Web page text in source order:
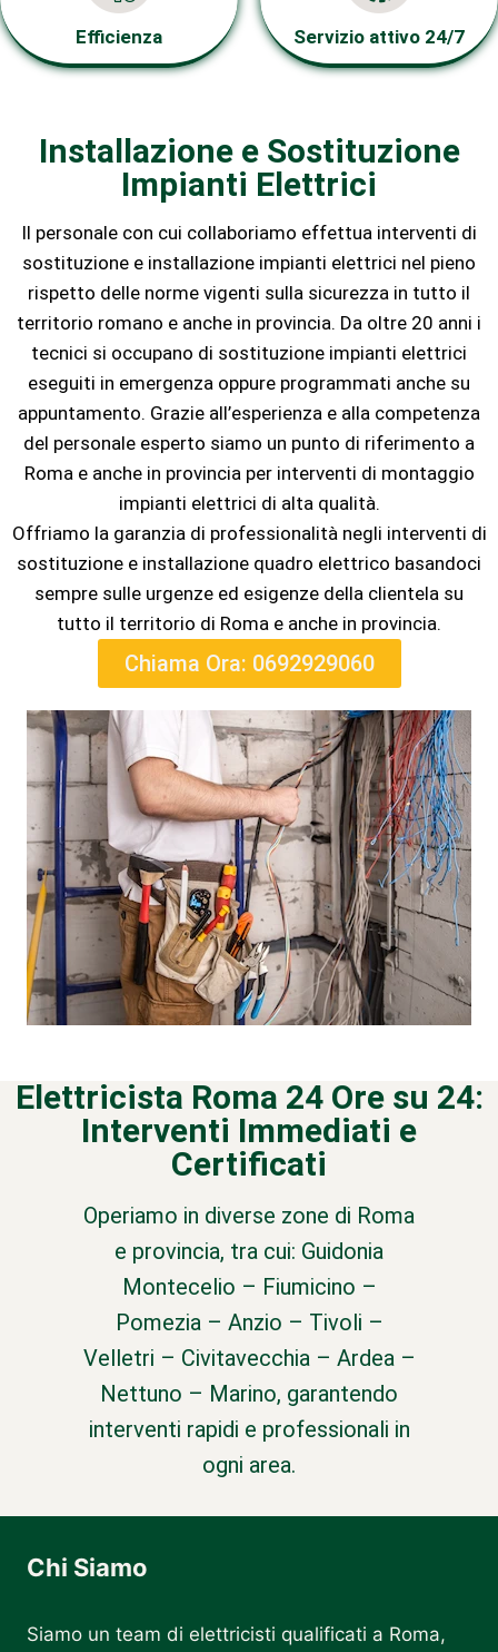
Efficienza Servizio attivo 24/7
Installazione e Sostituzione
Impianti Elettrici
Il personale con cui collaboriamo effettua interventi di
sostituzione e installazione impianti elettrici nel pieno
rispetto delle norme vigenti sulla sicurezza in tutto il
territorio romano e anche in provincia. Da oltre 20 anni i
tecnici si occupano di sostituzione impianti elettrici
eseguiti in emergenza oppure programmati anche su
appuntamento. Grazie all’esperienza e alla competenza
del personale esperto siamo un punto di riferimento a
Roma e anche in provincia per interventi di montaggio
impianti elettrici di alta qualità.
Offriamo la garanzia di professionalità negli interventi di
sostituzione e installazione quadro elettrico basandoci
sempre sulle urgenze ed esigenze della clientela su
tutto il territorio di Roma e anche in provincia.
Chiama Ora: 0692929060
Elettricista Roma 24 Ore su 24:
Interventi Immediati e
Certificati
Operiamo in diverse zone di Roma
e provincia, tra cui: Guidonia
Montecelio – Fiumicino –
Pomezia – Anzio – Tivoli –
Velletri – Civitavecchia – Ardea –
Nettuno – Marino, garantendo
interventi rapidi e professionali in
ogni area.
Chi Siamo
Siamo un team di elettricisti qualificati a Roma,